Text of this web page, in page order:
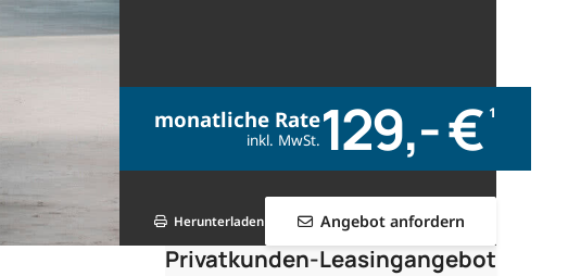
monatliche Rate
inkl. MwSt.129,- € 1
Herunterladen Angebot anfordern
Privatkunden-Leasingangebot